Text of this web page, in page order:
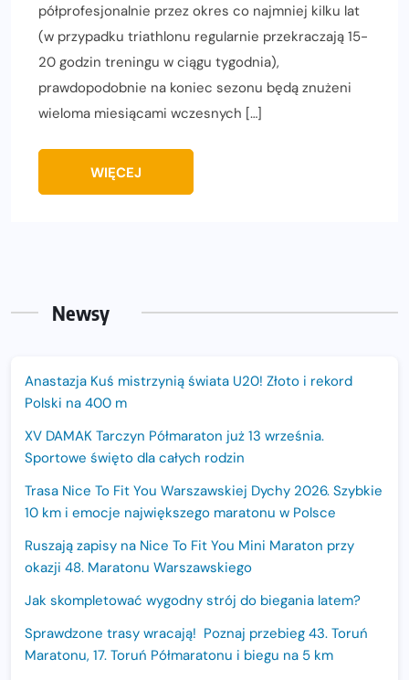
półprofesjonalnie przez okres co najmniej kilku lat
(w przypadku triathlonu regularnie przekraczają 15-
20 godzin treningu w ciągu tygodnia),
prawdopodobnie na koniec sezonu będą znużeni
wieloma miesiącami wczesnych […]
WIĘCEJ
Newsy
Anastazja Kuś mistrzynią świata U20! Złoto i rekord
Polski na 400 m
XV DAMAK Tarczyn Półmaraton już 13 września.
Sportowe święto dla całych rodzin
Trasa Nice To Fit You Warszawskiej Dychy 2026. Szybkie
10 km i emocje największego maratonu w Polsce
Ruszają zapisy na Nice To Fit You Mini Maraton przy
okazji 48. Maratonu Warszawskiego
Jak skompletować wygodny strój do biegania latem?
Sprawdzone trasy wracają! Poznaj przebieg 43. Toruń
Maratonu, 17. Toruń Półmaratonu i biegu na 5 km